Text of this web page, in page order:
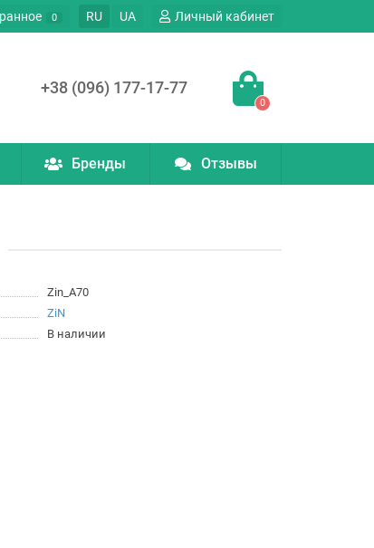
0 RU UA Личный кабинет
+38 (096) 177-17-77
0
Бренды Отзывы
Zin_A70
ZiN
В наличии